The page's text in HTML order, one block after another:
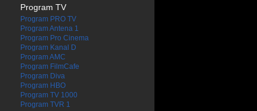
Program TV
Program PRO TV
Program Antena 1
Program Pro Cinema
Program Kanal D
Program AMC
Program FilmCafe
Program Diva
Program HBO
Program TV 1000
Program TVR 1